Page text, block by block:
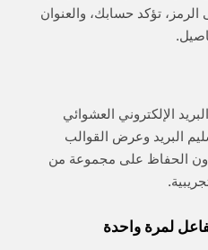
الرمز، تؤكد حسابك، والعنوان
الإلكتروني العشوائي
البريد وعرض القوالب
الحفاظ على مجموعة من
لمرة واحدة